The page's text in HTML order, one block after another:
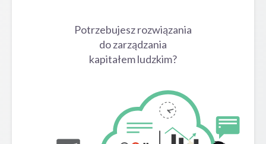
Potrzebujesz rozwiązania
do zarządzania
kapitałem ludzkim?